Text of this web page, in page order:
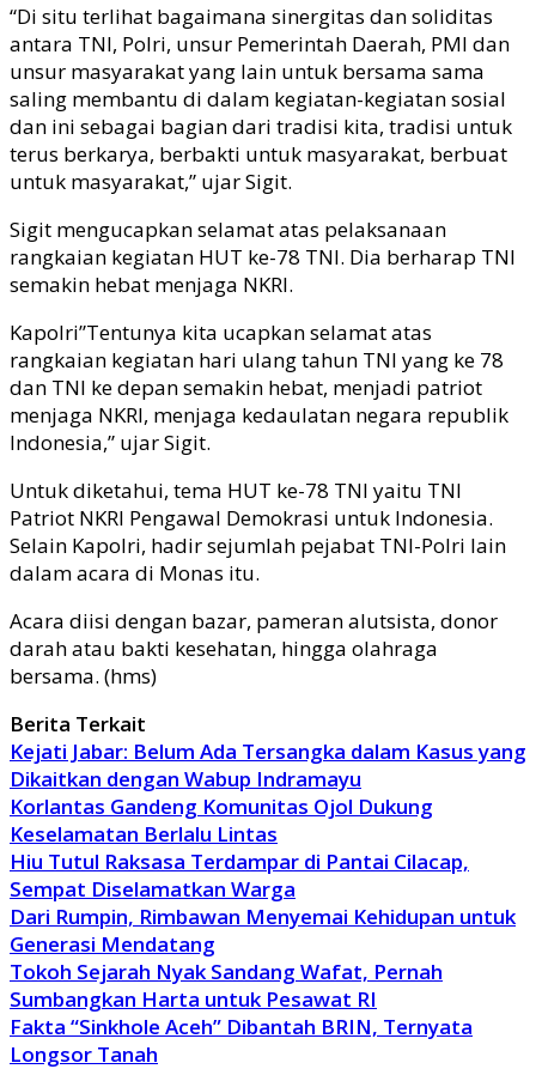
“Di situ terlihat bagaimana sinergitas dan soliditas
antara TNI, Polri, unsur Pemerintah Daerah, PMI dan
unsur masyarakat yang lain untuk bersama sama
saling membantu di dalam kegiatan-kegiatan sosial
dan ini sebagai bagian dari tradisi kita, tradisi untuk
terus berkarya, berbakti untuk masyarakat, berbuat
untuk masyarakat,” ujar Sigit.
Sigit mengucapkan selamat atas pelaksanaan
rangkaian kegiatan HUT ke-78 TNI. Dia berharap TNI
semakin hebat menjaga NKRI.
Kapolri”Tentunya kita ucapkan selamat atas
rangkaian kegiatan hari ulang tahun TNI yang ke 78
dan TNI ke depan semakin hebat, menjadi patriot
menjaga NKRI, menjaga kedaulatan negara republik
Indonesia,” ujar Sigit.
Untuk diketahui, tema HUT ke-78 TNI yaitu TNI
Patriot NKRI Pengawal Demokrasi untuk Indonesia.
Selain Kapolri, hadir sejumlah pejabat TNI-Polri lain
dalam acara di Monas itu.
Acara diisi dengan bazar, pameran alutsista, donor
darah atau bakti kesehatan, hingga olahraga
bersama. (hms)
Berita Terkait
Kejati Jabar: Belum Ada Tersangka dalam Kasus yang
Dikaitkan dengan Wabup Indramayu
Korlantas Gandeng Komunitas Ojol Dukung
Keselamatan Berlalu Lintas
Hiu Tutul Raksasa Terdampar di Pantai Cilacap,
Sempat Diselamatkan Warga
Dari Rumpin, Rimbawan Menyemai Kehidupan untuk
Generasi Mendatang
Tokoh Sejarah Nyak Sandang Wafat, Pernah
Sumbangkan Harta untuk Pesawat RI
Fakta “Sinkhole Aceh” Dibantah BRIN, Ternyata
Longsor Tanah